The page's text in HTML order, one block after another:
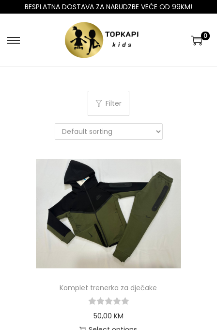
BESPLATNA DOSTAVA ZA NARUDZBE VEĆE OD 99KM!
0
Filter
Komplet trenerka za dječake
50,00 KM